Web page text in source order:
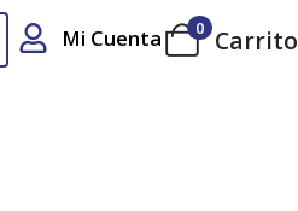
Mi Cuenta 0 Carrito